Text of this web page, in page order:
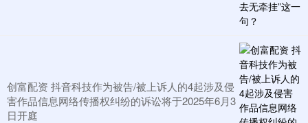
创富配资 抖音科技作为被告/被上诉人的4起涉及侵
害作品信息网络传播权纠纷的诉讼将于2025年6月3
日开庭